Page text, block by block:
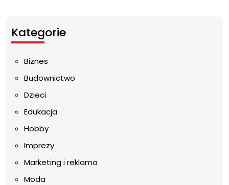
Kategorie
Biznes
Budownictwo
Dzieci
Edukacja
Hobby
Imprezy
Marketing i reklama
Moda